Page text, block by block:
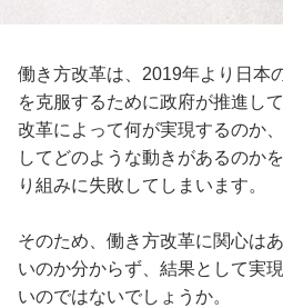
働き方改革は、2019年より日本
を克服するために政府が推進し
改革によって何が実現するのか
してどのような動きがあるのか
り組みに失敗してしまいます。
そのため、働き方改革に関心は
いのか分からず、結果として実
いのではないでしょうか。